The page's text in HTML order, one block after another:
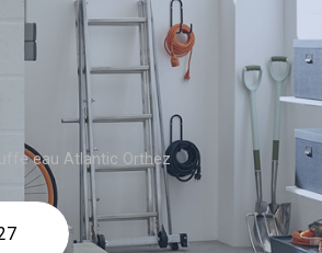
eau Atlantic Orthez